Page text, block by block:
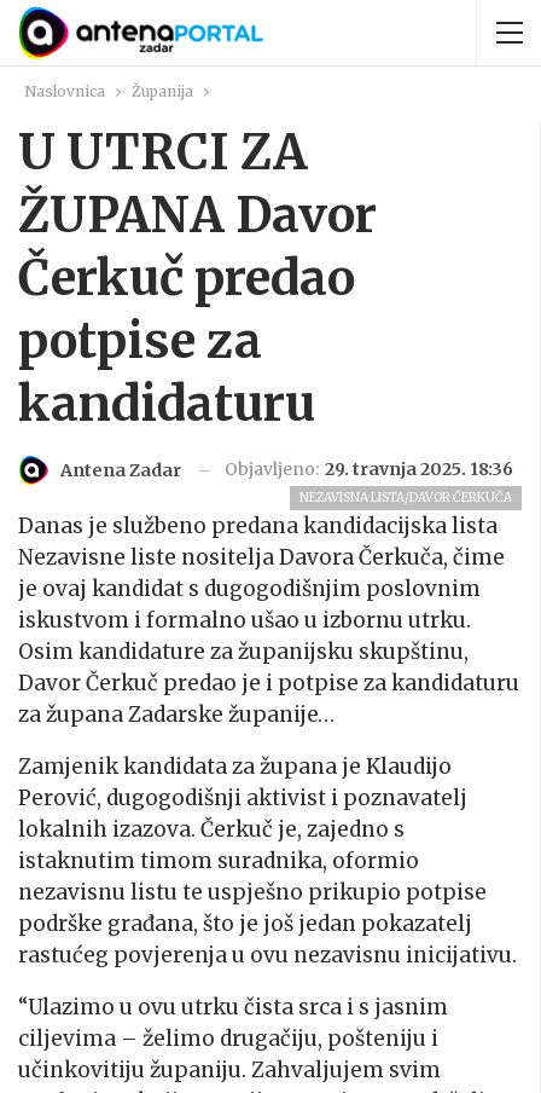
Naslovnica Županija
U UTRCI ZA
ŽUPANA Davor
Čerkuč predao
potpise za
kandidaturu
Antena Zadar Objavljeno: 29. travnja 2025. 18:36
NEZAVISNA LISTA/DAVOR ČERKUČA
Danas je službeno predana kandidacijska lista
Nezavisne liste nositelja Davora Čerkuča, čime
je ovaj kandidat s dugogodišnjim poslovnim
iskustvom i formalno ušao u izbornu utrku.
Osim kandidature za županijsku skupštinu,
Davor Čerkuč predao je i potpise za kandidaturu
za župana Zadarske županije…
Zamjenik kandidata za župana je Klaudijo
Perović, dugogodišnji aktivist i poznavatelj
lokalnih izazova. Čerkuč je, zajedno s
istaknutim timom suradnika, oformio
nezavisnu listu te uspješno prikupio potpise
podrške građana, što je još jedan pokazatelj
rastućeg povjerenja u ovu nezavisnu inicijativu.
“Ulazimo u ovu utrku čista srca i s jasnim
ciljevima – želimo drugačiju, pošteniju i
učinkovitiju županiju. Zahvaljujem svim